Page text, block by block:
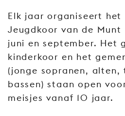
Elk jaar organiseert het
Jeugdkoor van de Munt
juni en september. Het
kinderkoor en het
(jonge sopranen, alten,
bassen) staan open
meisjes vanaf 10 jaar.